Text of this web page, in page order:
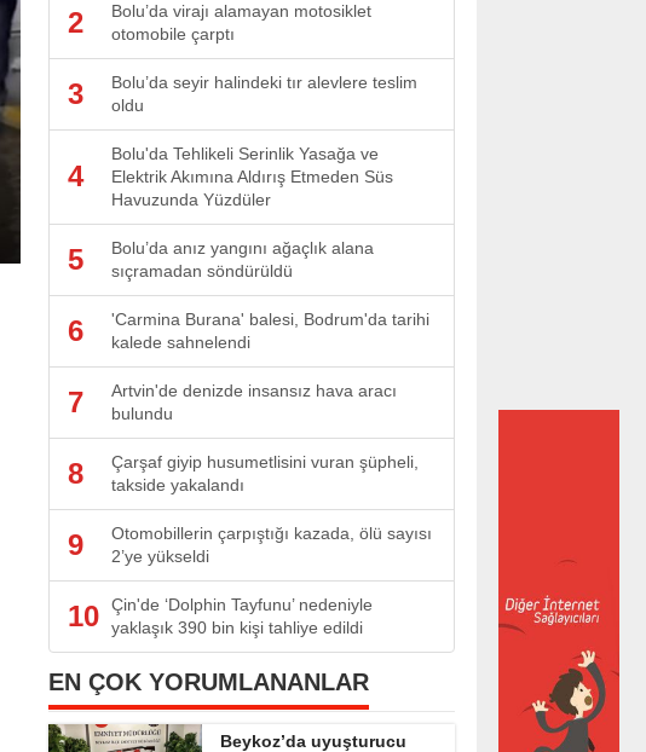
2
Bolu’da virajı alamayan motosiklet
otomobile çarptı
3
Bolu’da seyir halindeki tır alevlere teslim
oldu
4
Bolu'da Tehlikeli Serinlik Yasağa ve
Elektrik Akımına Aldırış Etmeden Süs
Havuzunda Yüzdüler
5
Bolu’da anız yangını ağaçlık alana
sıçramadan söndürüldü
6
'Carmina Burana' balesi, Bodrum'da tarihi
kalede sahnelendi
7
Artvin'de denizde insansız hava aracı
bulundu
8
Çarşaf giyip husumetlisini vuran şüpheli,
takside yakalandı
9
Otomobillerin çarpıştığı kazada, ölü sayısı
2’ye yükseldi
10
Çin'de ‘Dolphin Tayfunu’ nedeniyle
yaklaşık 390 bin kişi tahliye edildi
EN ÇOK YORUMLANANLAR
Beykoz’da uyuşturucu